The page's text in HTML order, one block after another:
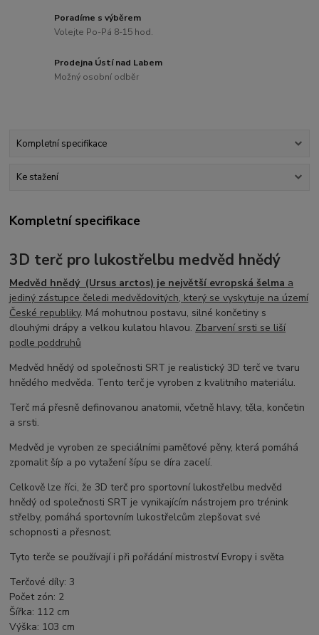
Poradíme s výběrem
Volejte Po-Pá 8-15 hod.
Prodejna Ústí nad Labem
Možný osobní odběr
Kompletní specifikace
Ke stažení
Kompletní specifikace
3D terč pro lukostřelbu medvěd hnědý
Medvěd hnědý (Ursus arctos) je největší evropská šelma a
jediný zástupce čeledi medvědovitých, který se vyskytuje na území
České republiky. Má mohutnou postavu, silné končetiny s
dlouhými drápy a velkou kulatou hlavou. Zbarvení srsti se liší
podle poddruhů
Medvěd hnědý od společnosti SRT je realistický 3D terč ve tvaru
hnědého medvěda. Tento terč je vyroben z kvalitního materiálu.
Terč má přesně definovanou anatomii, včetně hlavy, těla, končetin
a srsti.
Medvěd je vyroben ze speciálními paměťové pěny, která pomáhá
zpomalit šíp a po vytažení šípu se díra zacelí.
Celkově lze říci, že 3D terč pro sportovní lukostřelbu medvěd
hnědý od společnosti SRT je vynikajícím nástrojem pro trénink
střelby, pomáhá sportovním lukostřelcům zlepšovat své
schopnosti a přesnost.
Tyto terče se používají i při pořádání mistroství Evropy i světa
Terčové díly:3
Počet zón: 2
Šířka: 112 cm
Výška: 103 cm